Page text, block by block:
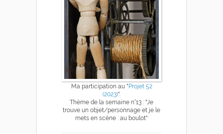
Ma participation au " Projet 52
(2023)".
Thème de la semaine n°13 : "Je
trouve un objet/personnage et je le
mets en scène : au boulot"